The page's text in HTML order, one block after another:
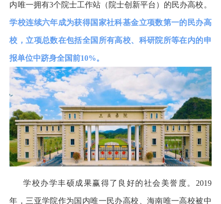
内唯一拥有3个院士工作站（院士创新平台）的民办高校。
学校连续六年成为获得国家社科基金立项数第一的民办高
校，立项总数在包括全国所有高校、科研院所等在内的申
报单位中跻身全国前10%。
学校办学丰硕成果赢得了良好的社会美誉度。 2019
年，三亚学院作为国内唯一民办高校、海南唯一高校被中